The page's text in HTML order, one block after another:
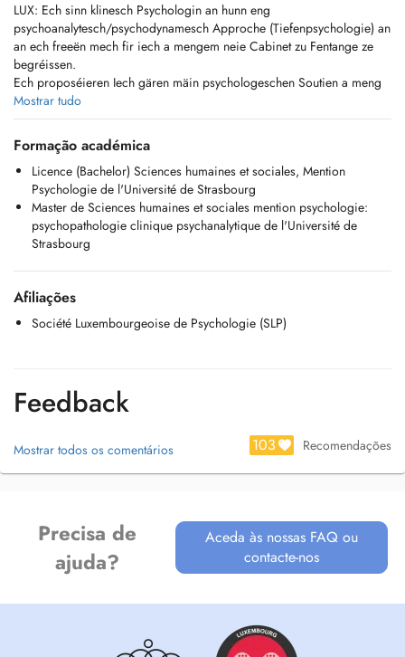
LUX: Ech sinn klinesch Psychologin an hunn eng
psychoanalytesch/psychodynamesch Approche (Tiefenpsychologie) an
an ech freeën mech fir iech a mengem neie Cabinet zu Fentange ze
begréissen.
Ech proposéieren Iech gären mäin psychologeschen Soutien a meng
Hëllef duerch psychologesch Gespréicher oder enner Form vun
engem längeren psychologeschen Suivi an dat an allen verschiddenen
Liewenssituatiounen déi eng Erausfuerderung sinn, psychescht
onwuelfillen oder Leiden ervirbréngen kennen oder bei psycheschen
Erkrankungen. Ech gesinn a mengem Cabinet Kanner, Jugendlecher an
hier Famillen an och erwuesse Patienten a bidden eng individualiséiert
Therapie un.
Als Psychologin sin ech net rembourséiert vun der CNS.
soutien, aide et écoute sous forme d'entretiens ou d'un suivi
psychologique régulier. Je rencontre des jeunes enfants d'âges divers,
des adolescents et leurs familles ainsi que des adultes et ceci dans
Mostrar tudo
Formação académica
Licence (Bachelor) Sciences humaines et sociales, Mention
Psychologie de l'Université de Strasbourg
Master de Sciences humaines et sociales mention psychologie:
psychopathologie clinique psychanalytique de l'Université de
Strasbourg
Afiliações
Société Luxembourgeoise de Psychologie (SLP)
Feedback
Mostrar todos os comentários 103 Recomendações
Precisa de
ajuda?
Aceda às nossas FAQ ou
contacte-nos